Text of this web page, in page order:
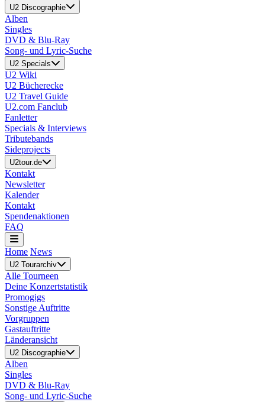
U2 Discographie
Alben
Singles
DVD & Blu-Ray
Song- und Lyric-Suche
U2 Specials
U2 Wiki
U2 Bücherecke
U2 Travel Guide
U2.com Fanclub
Fanletter
Specials & Interviews
Tributebands
Sideprojects
U2tour.de
Kontakt
Newsletter
Kalender
Kontakt
Spendenaktionen
FAQ
Home News
U2 Tourarchiv
Alle Tourneen
Deine Konzertstatistik
Promogigs
Sonstige Auftritte
Vorgruppen
Gastauftritte
Länderansicht
U2 Discographie
Alben
Singles
DVD & Blu-Ray
Song- und Lyric-Suche